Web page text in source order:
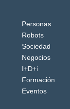
Personas
Robots
Sociedad
Negocios
I+D+i
Formación
Eventos